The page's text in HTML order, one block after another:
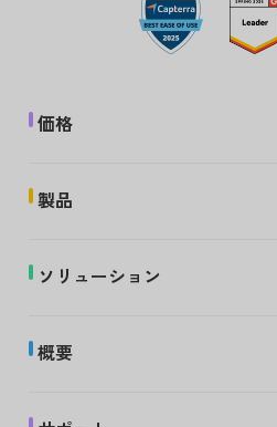
価格
製品
ソリューション
概要